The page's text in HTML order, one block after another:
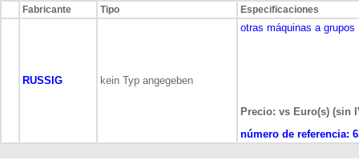
Fabricante Tipo Especificaciones
RUSSIG kein Typ angegeben
otras máquinas a grupos
Precio: vs Euro(s) (sin
número de referencia: